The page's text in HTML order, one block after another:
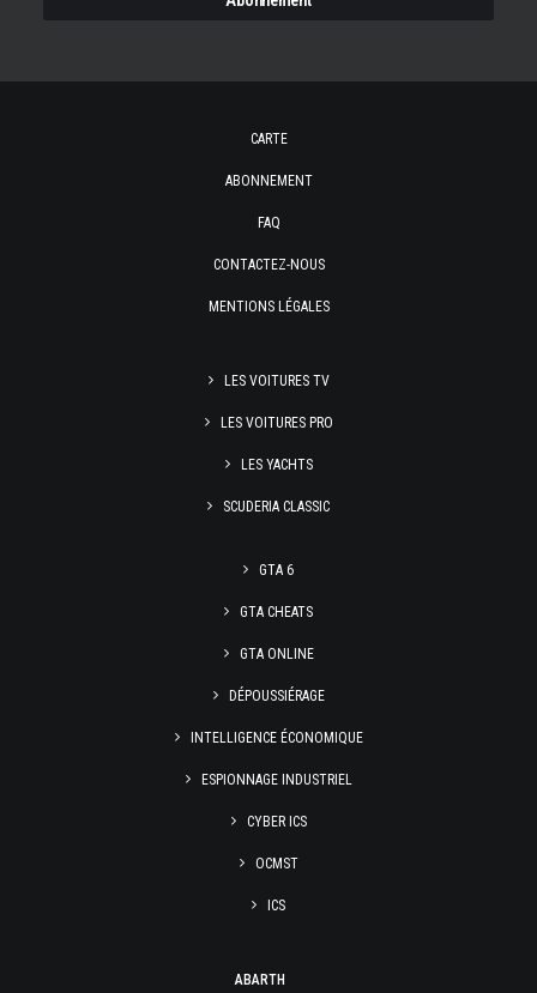
CARTE
ABONNEMENT
FAQ
CONTACTEZ-NOUS
MENTIONS LÉGALES
LES VOITURES TV
LES VOITURES PRO
LES YACHTS
SCUDERIA CLASSIC
GTA 6
GTA CHEATS
GTA ONLINE
DÉPOUSSIÉRAGE
INTELLIGENCE ÉCONOMIQUE
ESPIONNAGE INDUSTRIEL
CYBER ICS
OCMST
ICS
ABARTH